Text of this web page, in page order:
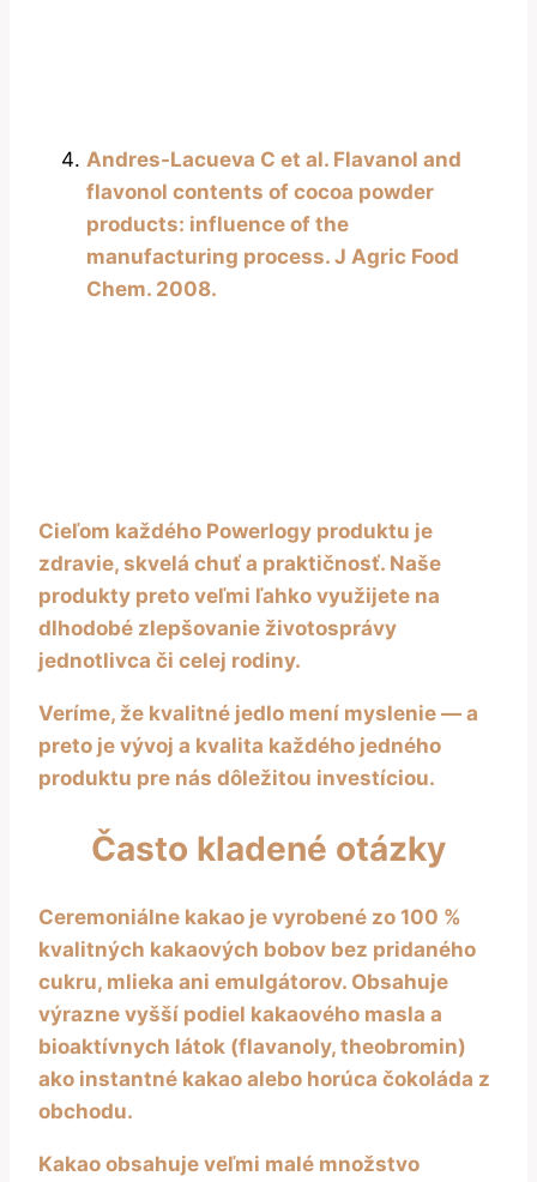
Andres-Lacueva C et al. Flavanol and
flavonol contents of cocoa powder
products: influence of the
manufacturing process. J Agric Food
Chem. 2008.
Cieľom každého Powerlogy produktu je
zdravie, skvelá chuť a praktičnosť. Naše
produkty preto veľmi ľahko využijete na
dlhodobé zlepšovanie životosprávy
jednotlivca či celej rodiny.
Veríme, že kvalitné jedlo mení myslenie — a
preto je vývoj a kvalita každého jedného
produktu pre nás dôležitou investíciou.
Často kladené otázky
Ceremoniálne kakao je vyrobené zo 100 %
kvalitných kakaových bobov bez pridaného
cukru, mlieka ani emulgátorov. Obsahuje
výrazne vyšší podiel kakaového masla a
bioaktívnych látok (flavanoly, theobromin)
ako instantné kakao alebo horúca čokoláda z
obchodu.
Kakao obsahuje veľmi malé množstvo